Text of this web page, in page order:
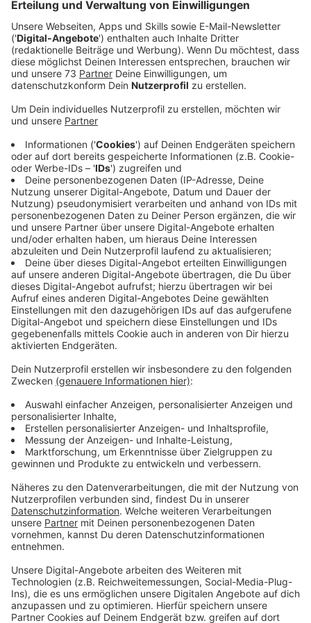
100.000 Euro verursacht. Für Hinweise ist eine
Belohnung ausgesetzt.
Veröffentlicht:Freitag, 10.07.2020 13:54
Anzeige
Hinweise gesucht
Anzeige
10.000 Euro Belohnung. Das steht auf den Plakaten,
die die Polizei in dem nächsten Tagen in Bocholt -
Lowick aufhängt. Es geht um eine Brandstiftung vor
ein paar Wochen an der Van-Gemmeren-Straße. In der
Nacht zum 23. Juni, einem Dienstag, haben
Unbekannte zwei Autos in Brand gesteckt. Die
Fahrzeuge brannten aus und auch das benachbarte
Sachschaden von rund 100.000 Euro. Für Hinweise, die
Belohnung von 10.000 Euro ausgesetzt.
Hinweise nimmt das Kriminalkommissariat 11 in Borken
(Tel: 02861-9000) oder jede andere
Polizeidienststelle entgegen.
Anzeige
Hier könnt ihr euch das Plakat ansehen
Anzeige